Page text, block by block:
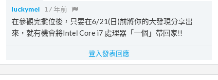
luckymei
17 年前
在參觀完攤位後，只要在6/21(日)前將你的大發現分享出
來，就有機會將Intel Core i7 處理器「一個」帶回家!!
登入發表回應